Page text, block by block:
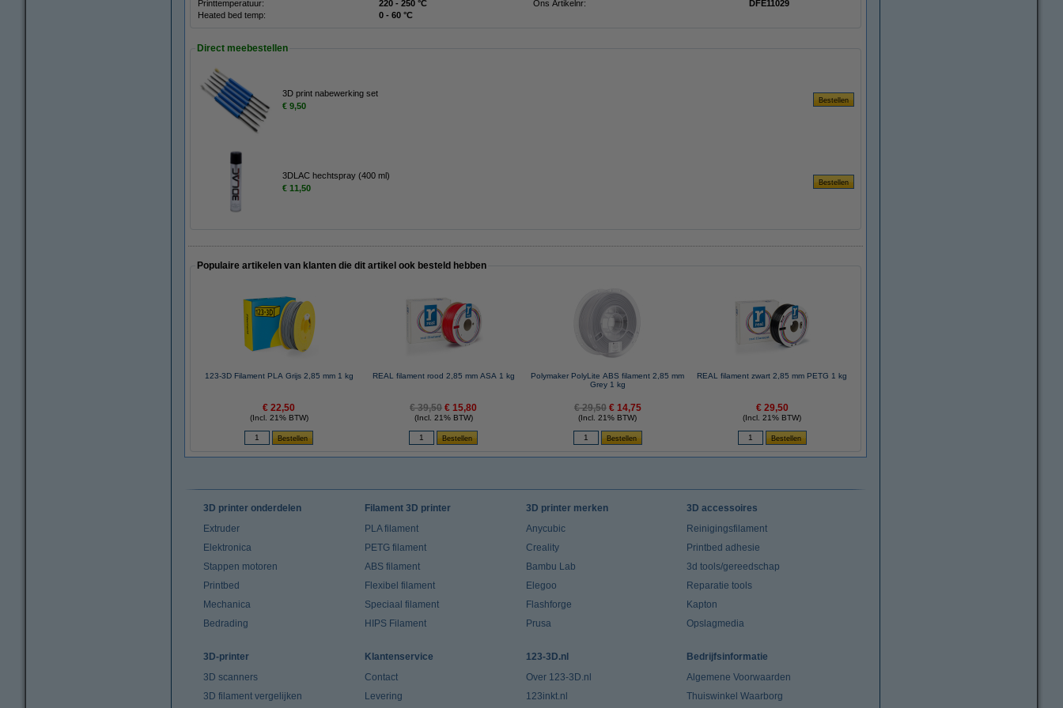
Printtemperatuur:
220 - 250 °C Ons Artikelnr:
DFE11029
Heated bed temp:
0 - 60 °C
Direct meebestellen
3D print nabewerking set
€ 9,50
3DLAC hechtspray (400 ml)
€ 11,50
Populaire artikelen van klanten die dit artikel ook besteld hebben
123-3D Filament PLA Grijs 2,85 mm 1 kg
€ 22,50
(Incl. 21% BTW)
REAL filament rood 2,85 mm ASA 1 kg
€ 39,50 € 15,80
(Incl. 21% BTW)
Polymaker PolyLite ABS filament 2,85 mm
Grey 1 kg
€ 29,50 € 14,75
(Incl. 21% BTW)
REAL filament zwart 2,85 mm PETG 1 kg
€ 29,50
(Incl. 21% BTW)
3D printer onderdelen
Extruder
Elektronica
Stappen motoren
Printbed
Mechanica
Bedrading
Filament 3D printer
PLA filament
PETG filament
ABS filament
Flexibel filament
Speciaal filament
HIPS Filament
3D printer merken
Anycubic
Creality
Bambu Lab
Elegoo
Flashforge
Prusa
3D accessoires
Reinigingsfilament
Printbed adhesie
3d tools/gereedschap
Reparatie tools
Kapton
Opslagmedia
3D-printer
3D scanners
3D filament vergelijken
Klantenservice
Contact
Levering
123-3D.nl
Over 123-3D.nl
123inkt.nl
Bedrijfsinformatie
Algemene Voorwaarden
Thuiswinkel Waarborg